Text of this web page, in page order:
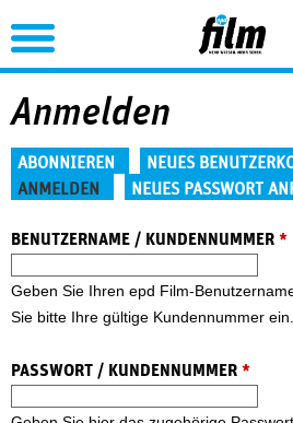
Jump to
Anmelden
Haupt-Reiter
ABONNIEREN
NEUES
ANMELDEN
NEUES PASSWORT
BENUTZERNAME / KUNDENNUMMER *
Geben Sie Ihren epd Film-
Sie bitte Ihre gültige Kundennummer ein.
PASSWORT / KUNDENNUMMER *